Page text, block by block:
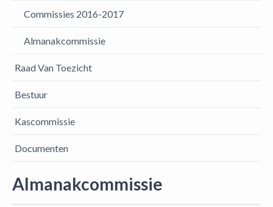
Commissies 2016-2017
Almanakcommissie
Raad Van Toezicht
Bestuur
Kascommissie
Documenten
Almanakcommissie